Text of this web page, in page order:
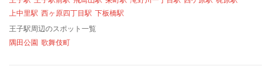
上中里駅 西ヶ原四丁目駅 下板橋駅
王子駅周辺のスポット一覧
隅田公園 歌舞伎町